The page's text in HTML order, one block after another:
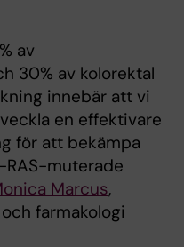
av
30% av kolorektal
innebär att vi
en effektivare
för att bekämpa
RAS-muterade
Marcus,
farmakologi